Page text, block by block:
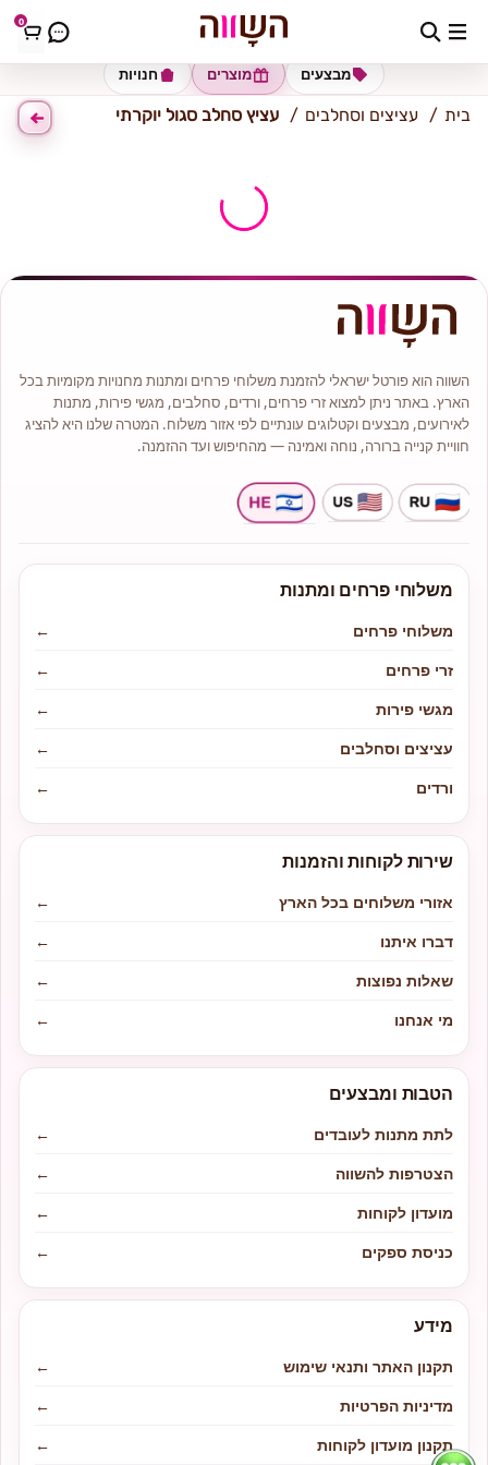
0 כתובת למשלוח הזינו כתובת
חנויות מוצרים מבצעים
בית עציצים וסחלבים עציץ סחלב סגול יוקרתי
השווה הוא פורטל ישראלי להזמנת משלוחי פרחים ומתנות מחנויות מקומיות בכל
הארץ. באתר ניתן למצוא זרי פרחים, ורדים, סחלבים, מגשי פירות, מתנות
לאירועים, מבצעים וקטלוגים עונתיים לפי אזור משלוח. המטרה שלנו היא להציג
חוויית קנייה ברורה, נוחה ואמינה — מהחיפוש ועד ההזמנה.
משלוחי פרחים ומתנות
משלוחי פרחים
←
זרי פרחים
←
מגשי פירות
←
עציצים וסחלבים
←
ורדים
←
שירות לקוחות והזמנות
אזורי משלוחים בכל הארץ
←
דברו איתנו
←
שאלות נפוצות
←
מי אנחנו
←
הטבות ומבצעים
לתת מתנות לעובדים
←
הצטרפות להשווה
←
מועדון לקוחות
←
כניסת ספקים
←
מידע
תקנון האתר ותנאי שימוש
←
מדיניות הפרטיות
←
תקנון מועדון לקוחות
←